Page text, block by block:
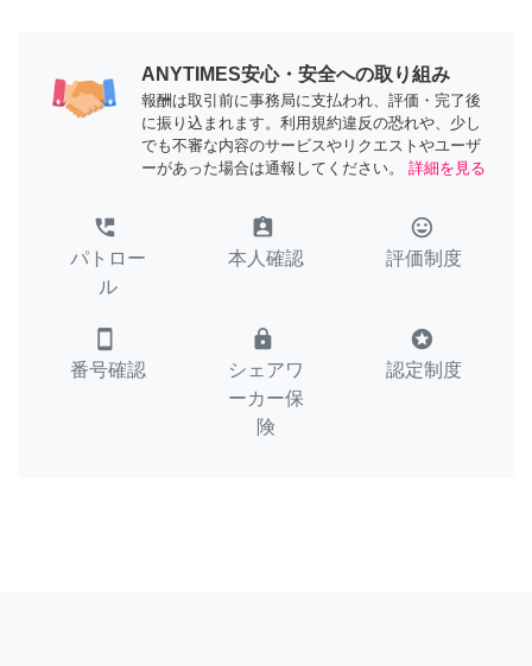
ANYTIMES安心・安全への取り組み
報酬は取引前に事務局に支払われ、評価・完了後
に振り込まれます。利用規約違反の恐れや、少し
でも不審な内容のサービスやリクエストやユーザ
ーがあった場合は通報してください。
詳細を見る
perm_phone_msg
パトロー
ル
assignment_ind
本人確認
tag_faces
評価制度
smartphone
番号確認
lock
シェアワ
ーカー保
険
stars
認定制度